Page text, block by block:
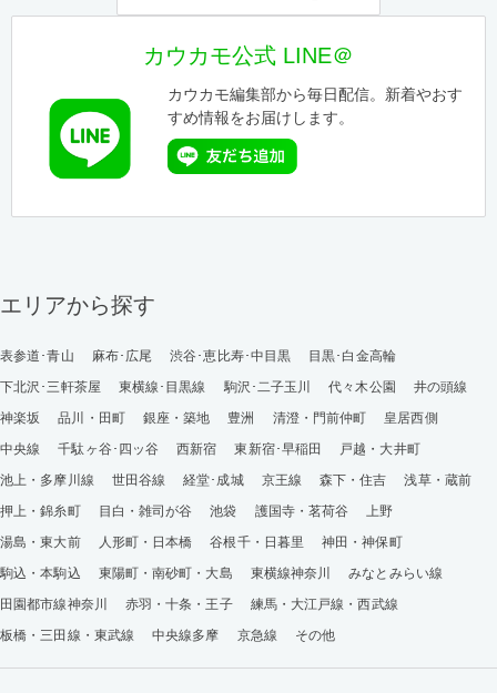
カウカモ公式 LINE＠
カウカモ編集部から毎日配信。新着やおす
すめ情報をお届けします。
エリアから探す
表参道･青山 麻布･広尾 渋谷･恵比寿･中目黒
目黒･白金高輪
下北沢･三軒茶屋
東横線･目黒線 駒沢･二子玉川 代々木公園
井の頭線
神楽坂
品川・田町 銀座・築地 豊洲 清澄・門前仲町
皇居西側
中央線
千駄ヶ谷･四ッ谷 西新宿 東新宿･早稲田
戸越・大井町
池上・多摩川線
世田谷線 経堂･成城 京王線 森下・住吉
浅草・蔵前
押上・錦糸町
目白・雑司が谷 池袋 護国寺・茗荷谷
上野
湯島・東大前
人形町・日本橋 谷根千・日暮里
神田・神保町
駒込・本駒込
東陽町・南砂町・大島 東横線神奈川
みなとみらい線
田園都市線神奈川
赤羽・十条・王子
練馬・大江戸線・西武線
板橋・三田線・東武線
中央線多摩 京急線 その他